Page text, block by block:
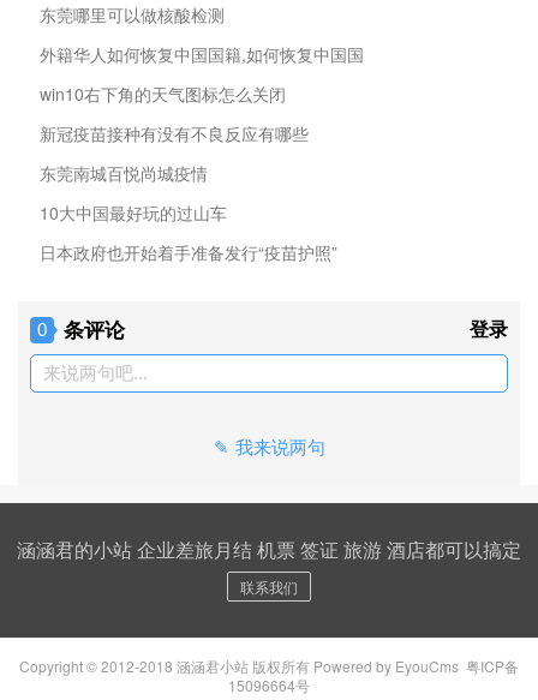
东莞哪里可以做核酸检测
外籍华人如何恢复中国国籍,如何恢复中国国
win10右下角的天气图标怎么关闭
新冠疫苗接种有没有不良反应有哪些
东莞南城百悦尚城疫情
10大中国最好玩的过山车
日本政府也开始着手准备发行“疫苗护照”
0 条评论 登录
来说两句吧...
我来说两句
涵涵君的小站 企业差旅月结 机票 签证 旅游 酒店都可以搞定
联系我们
Copyright © 2012-2018 涵涵君小站 版权所有 Powered by EyouCms 粤ICP备
15096664号